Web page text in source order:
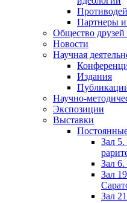
Партнеры
Общество друзей
Новости
Научная
Издания
Научно-
Экспозиции
Выставки
Зал
Зал
Зал
Зал